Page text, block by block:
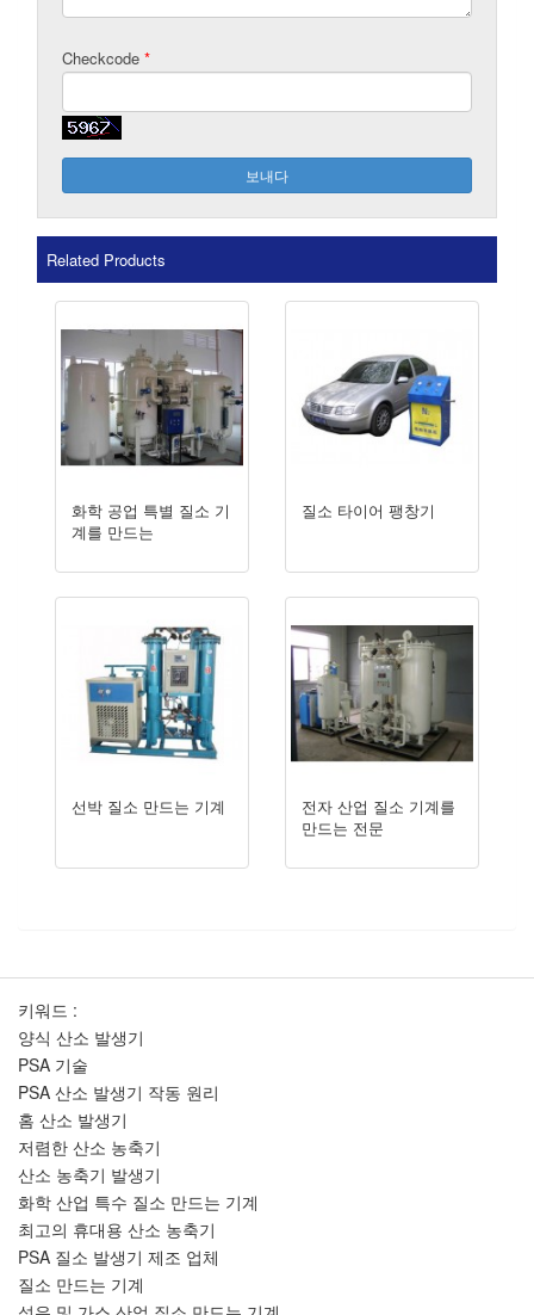
Checkcode *
보내다
Related Products
화학 공업 특별 질소 기
계를 만드는
질소 타이어 팽창기
선박 질소 만드는 기계
전자 산업 질소 기계를
만드는 전문
키워드 :
양식 산소 발생기
PSA 기술
PSA 산소 발생기 작동 원리
홈 산소 발생기
저렴한 산소 농축기
산소 농축기 발생기
화학 산업 특수 질소 만드는 기계
최고의 휴대용 산소 농축기
PSA 질소 발생기 제조 업체
질소 만드는 기계